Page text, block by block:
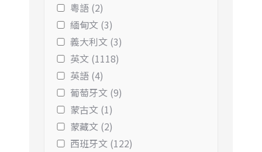
粵語 (2)
緬甸文 (3)
義大利文 (3)
英文 (1118)
英語 (4)
葡萄牙文 (9)
蒙古文 (1)
蒙藏文 (2)
西班牙文 (122)